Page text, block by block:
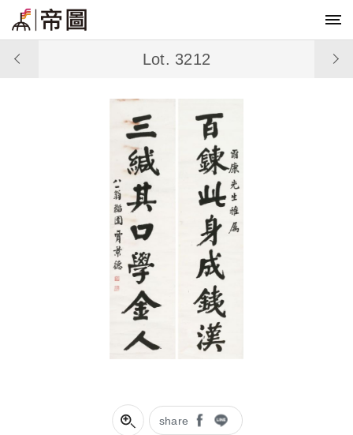
share
Lot. 3212